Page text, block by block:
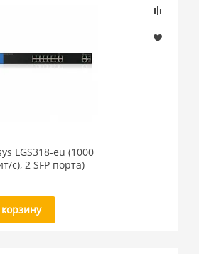
LGS318-eu (1000
с), 2 SFP порта)